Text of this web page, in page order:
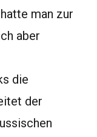
man zur
aber
die
der